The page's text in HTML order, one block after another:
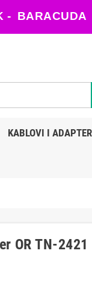
- BARACUDA
KABLOVI I
OR TN-2421